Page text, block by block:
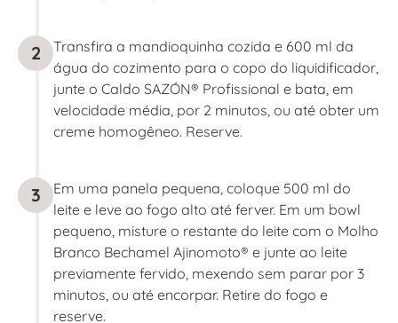
2
Transfira a mandioquinha cozida e 600 ml da
água do cozimento para o copo do liquidificador,
junte o Caldo SAZÓN® Profissional e bata, em
velocidade média, por 2 minutos, ou até obter um
creme homogêneo. Reserve.
3
Em uma panela pequena, coloque 500 ml do
leite e leve ao fogo alto até ferver. Em um bowl
pequeno, misture o restante do leite com o Molho
Branco Bechamel Ajinomoto® e junte ao leite
previamente fervido, mexendo sem parar por 3
minutos, ou até encorpar. Retire do fogo e
reserve.